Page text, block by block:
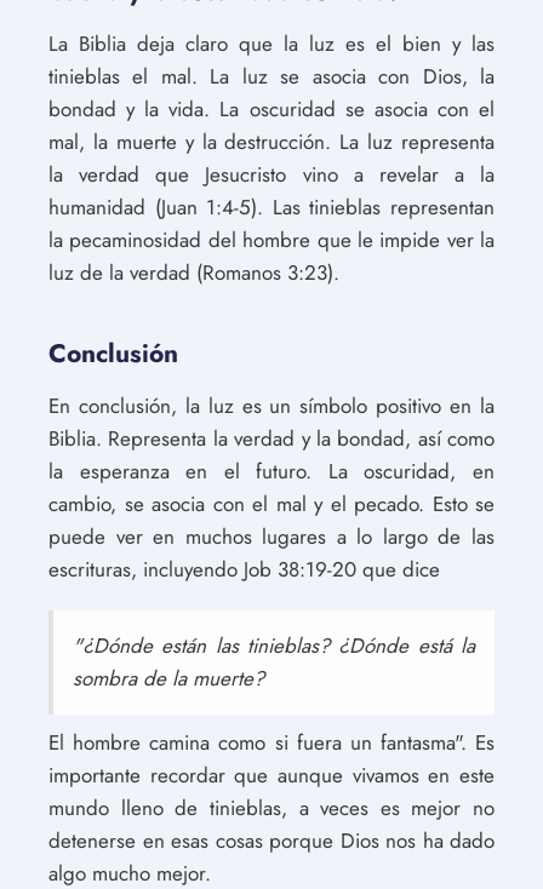
La Biblia deja claro que la luz es el bien y las
tinieblas el mal. La luz se asocia con Dios, la
bondad y la vida. La oscuridad se asocia con el
mal, la muerte y la destrucción. La luz representa
la verdad que Jesucristo vino a revelar a la
humanidad (Juan 1:4-5). Las tinieblas representan
la pecaminosidad del hombre que le impide ver la
luz de la verdad (Romanos 3:23).
Conclusión
En conclusión, la luz es un símbolo positivo en la
Biblia. Representa la verdad y la bondad, así como
la esperanza en el futuro. La oscuridad, en
cambio, se asocia con el mal y el pecado. Esto se
puede ver en muchos lugares a lo largo de las
escrituras, incluyendo Job 38:19-20 que dice
"¿Dónde están las tinieblas? ¿Dónde está la
sombra de la muerte?
El hombre camina como si fuera un fantasma". Es
importante recordar que aunque vivamos en este
mundo lleno de tinieblas, a veces es mejor no
detenerse en esas cosas porque Dios nos ha dado
algo mucho mejor.